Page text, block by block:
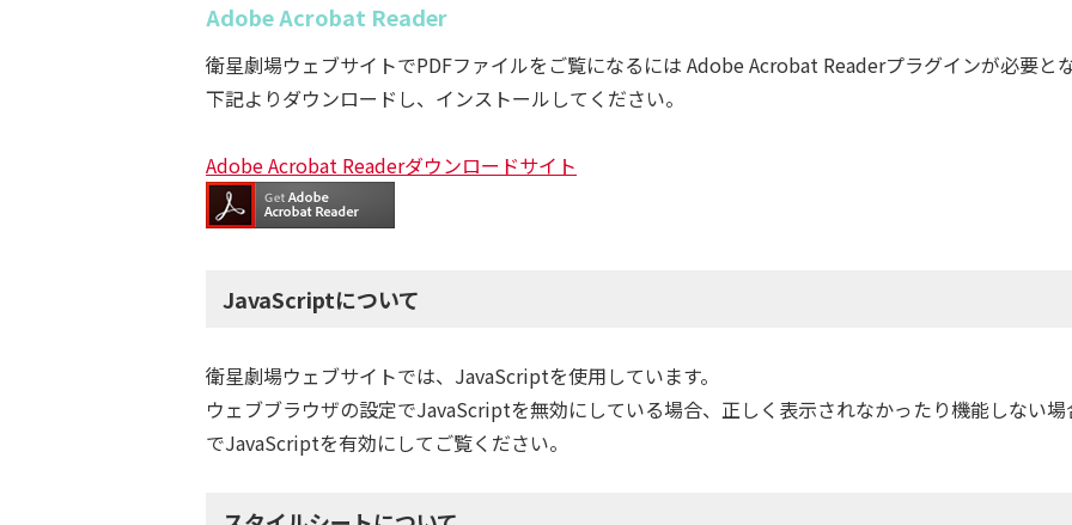
Adobe Acrobat Reader
衛星劇場ウェブサイトでPDFファイルをご覧になるには Adobe Acrobat Readerプラグインが必要とな
下記よりダウンロードし、インストールしてください。
Adobe Acrobat Readerダウンロードサイト
JavaScriptについて
衛星劇場ウェブサイトでは、JavaScriptを使用しています。
ウェブブラウザの設定でJavaScriptを無効にしている場合、正しく表示されなかったり機能しない
でJavaScriptを有効にしてご覧ください。